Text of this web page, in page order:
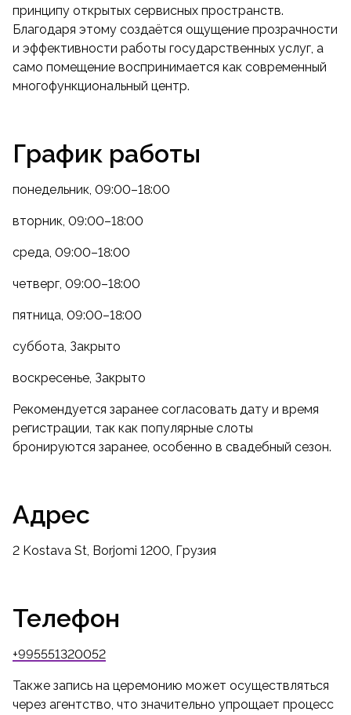
принципу открытых сервисных пространств.
Благодаря этому создаётся ощущение прозрачности
и эффективности работы государственных услуг, а
само помещение воспринимается как современный
многофункциональный центр.
График работы
понедельник, 09:00–18:00
вторник, 09:00–18:00
среда, 09:00–18:00
четверг, 09:00–18:00
пятница, 09:00–18:00
суббота, Закрыто
воскресенье, Закрыто
Рекомендуется заранее согласовать дату и время
регистрации, так как популярные слоты
бронируются заранее, особенно в свадебный сезон.
Адрес
2 Kostava St, Borjomi 1200, Грузия
Телефон
+995551320052
Также запись на церемонию может осуществляться
через агентство, что значительно упрощает процесс